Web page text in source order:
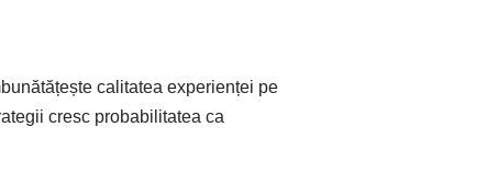
calitatea experienței pe
cresc probabilitatea ca